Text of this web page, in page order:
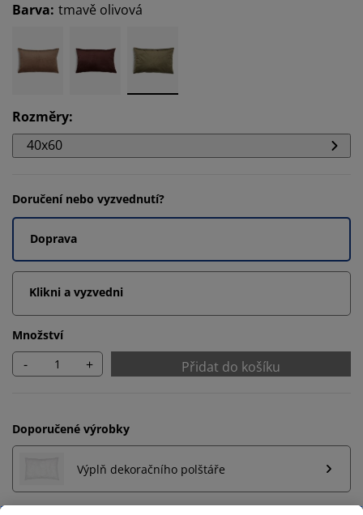
Barva: tmavě olivová
Rozměry:
40x60
Doručení nebo vyzvednutí?
Doprava
Klikni a vyzvedni
Množství
- + Přidat do košíku
Doporučené výrobky
Výplň dekoračního polštáře